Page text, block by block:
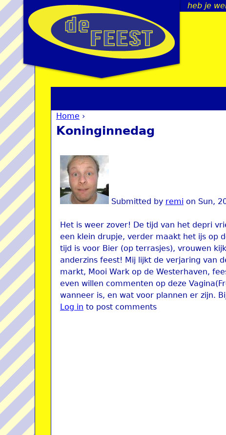
heb je
You are here
Home ›
Koninginnedag
Submitted by remi on Sun,
Het is weer zover! De tijd van het depri
een klein drupje, verder maakt het ijs op
tijd is voor Bier (op terrasjes), vrouwen
anderzins feest! Mij lijkt de verjaring van
markt, Mooi Wark op de Westerhaven,
even willen commenten op deze
wanneer is, en wat voor plannen er zijn.
Log in to post comments